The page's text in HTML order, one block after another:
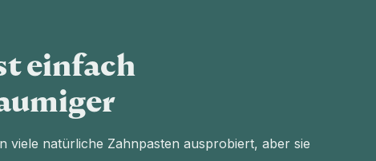
einfach
viele natürliche Zahnpasten ausprobiert, aber sie